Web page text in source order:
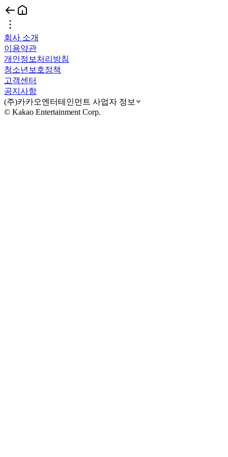
회사 소개
이용약관
개인정보처리방침
청소년보호정책
고객센터
공지사항
(주)카카오엔터테인먼트 사업자 정보
© Kakao Entertainment Corp.